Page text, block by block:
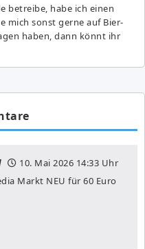
betreibe, habe ich einen
mich sonst gerne auf Bier-
haben, dann könnt ihr
10. Mai 2026 14:33 Uhr
Markt NEU für 60 Euro